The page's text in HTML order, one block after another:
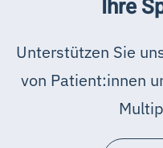
Ihre
Unterstützen Sie
von Patient:innen